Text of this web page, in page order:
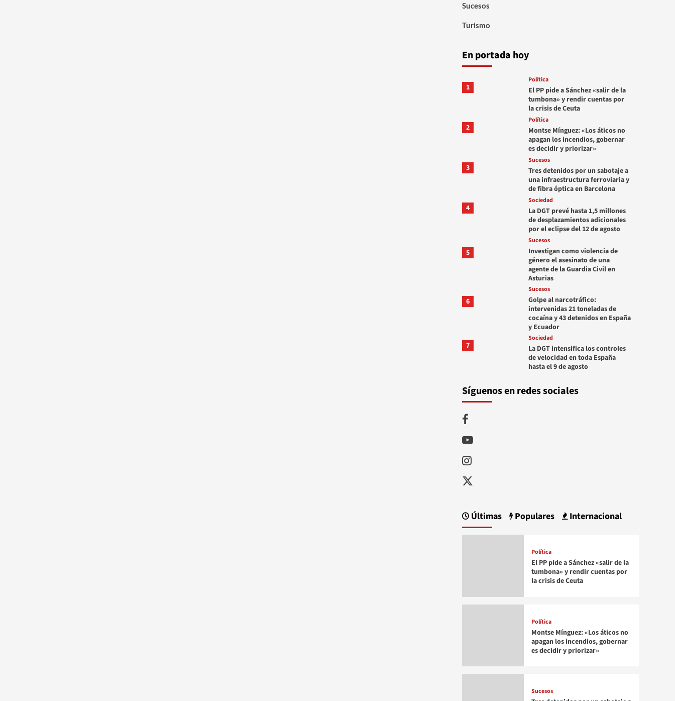
Sucesos
Turismo
En portada hoy
1
Política
El PP pide a Sánchez «salir de la
tumbona» y rendir cuentas por
la crisis de Ceuta
2
Política
Montse Mínguez: «Los áticos no
apagan los incendios, gobernar
es decidir y priorizar»
3
Sucesos
Tres detenidos por un sabotaje a
una infraestructura ferroviaria y
de fibra óptica en Barcelona
4
Sociedad
La DGT prevé hasta 1,5 millones
de desplazamientos adicionales
por el eclipse del 12 de agosto
5
Sucesos
Investigan como violencia de
género el asesinato de una
agente de la Guardia Civil en
Asturias
6
Sucesos
Golpe al narcotráfico:
intervenidas 21 toneladas de
cocaína y 43 detenidos en España
y Ecuador
7
Sociedad
La DGT intensifica los controles
de velocidad en toda España
hasta el 9 de agosto
Síguenos en redes sociales
Facebook
Youtube
Instagram
Twitter
Últimas Populares Internacional
Política
El PP pide a Sánchez «salir de la
tumbona» y rendir cuentas por
la crisis de Ceuta
Política
Montse Mínguez: «Los áticos no
apagan los incendios, gobernar
es decidir y priorizar»
Sucesos